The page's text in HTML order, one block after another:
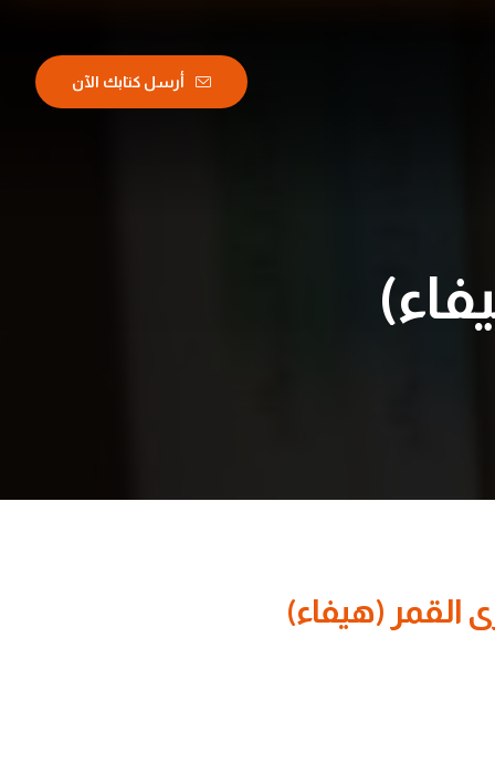
أرسل كتابك الآن
القمر (هيفاء)